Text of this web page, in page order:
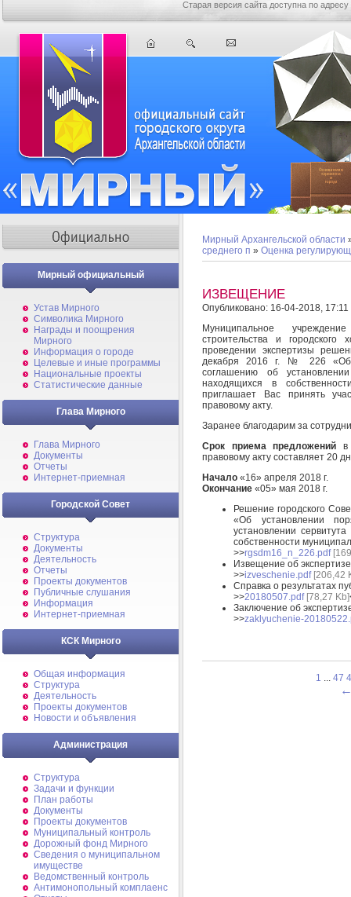
Старая версия сайта доступна по адресу
Мирный официальный
Устав Мирного
Символика Мирного
Награды и поощрения
Мирного
Информация о городе
Целевые и иные программы
Национальные проекты
Статистические данные
Глава Мирного
Глава Мирного
Документы
Отчеты
Интернет-приемная
Городской Совет
Структура
Документы
Деятельность
Отчеты
Проекты документов
Публичные слушания
Информация
Интернет-приемная
КСК Мирного
Общая информация
Структура
Деятельность
Проекты документов
Новости и объявления
Администрация
Структура
Задачи и функции
План работы
Документы
Проекты документов
Муниципальный контроль
Дорожный фонд Мирного
Cведения о муниципальном
имуществе
Ведомственный контроль
Антимонопольный комплаенс
Мирный Архангельской области
среднего п » Оценка
ИЗВЕЩЕНИЕ
Опубликовано: 16-04-2018, 17:11
Муниципальное
строительства и
проведении экспертизы
декабря 2016 г. № 226 «Об
соглашению об
находящихся в
приглашает Вас принять
правовому акту.
Заранее благодарим за
Срок приема предложений в
правовому акту составляет 20
Начало «16» апреля 2018 г.
Окончание «05» мая 2018 г.
Решение городского
«Об установлении
установлении
собственности
>>rgsdm16_n_226.pdf
Извещение об
>>izveschenie.pdf[206,42
Справка о результатах
>>20180507.pdf[78,27 Kb]
Заключение об
>>zaklyuchenie-
1 ... 47